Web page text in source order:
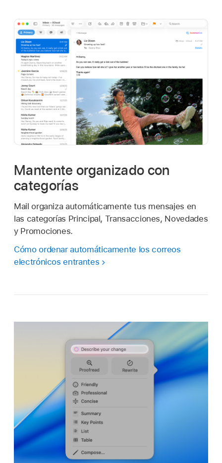
Mantente organizado con
categorías
Mail organiza automáticamente tus mensajes en
las categorías Principal, Transacciones, Novedades
y Promociones.
Cómo ordenar automáticamente los correos
electrónicos entrantes